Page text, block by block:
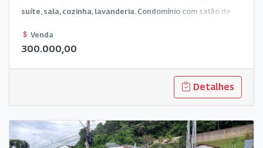
suíte, sala, cozinha, lavanderia. Condomínio com salão de
Venda
300.000,00
Detalhes